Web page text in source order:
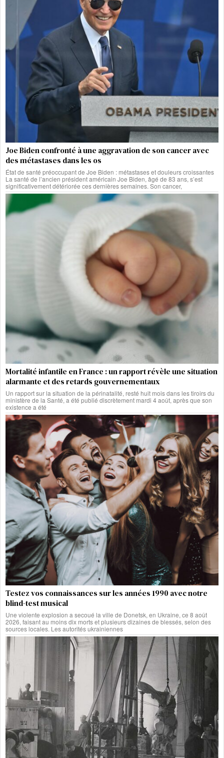
Joe Biden confronté à une aggravation de son cancer avec
des métastases dans les os
État de santé préoccupant de Joe Biden : métastases et douleurs croissantes
La santé de l’ancien président américain Joe Biden, âgé de 83 ans, s’est
significativement détériorée ces dernières semaines. Son cancer,
Mortalité infantile en France : un rapport révèle une situation
alarmante et des retards gouvernementaux
Un rapport sur la situation de la périnatalité, resté huit mois dans les tiroirs du
ministère de la Santé, a été publié discrètement mardi 4 août, après que son
existence a été
Testez vos connaissances sur les années 1990 avec notre
blind-test musical
Une violente explosion a secoué la ville de Donetsk, en Ukraine, ce 8 août
2026, faisant au moins dix morts et plusieurs dizaines de blessés, selon des
sources locales. Les autorités ukrainiennes